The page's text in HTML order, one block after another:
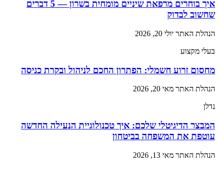
איך בוחרים מרפאת שיניים מומחית בשרון — 5 דברים
שחשוב לבדוק
הנהלת האתר יולי 20, 2026
בעלי מקצוע
מחסום זרוע חשמלי: הפתרון החכם לניהול ובקרת כניסה
הנהלת האתר מאי 20, 2026
נדלן
המבצר הדיגיטלי שלכם: איך טכנולוגיית הנעילה החדשה
עוטפת את המשפחה בביטחון
הנהלת האתר מאי 13, 2026